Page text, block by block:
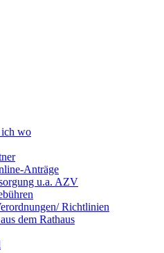
ich wo
Anträge
u.a. AZV
Richtlinien
dem Rathaus